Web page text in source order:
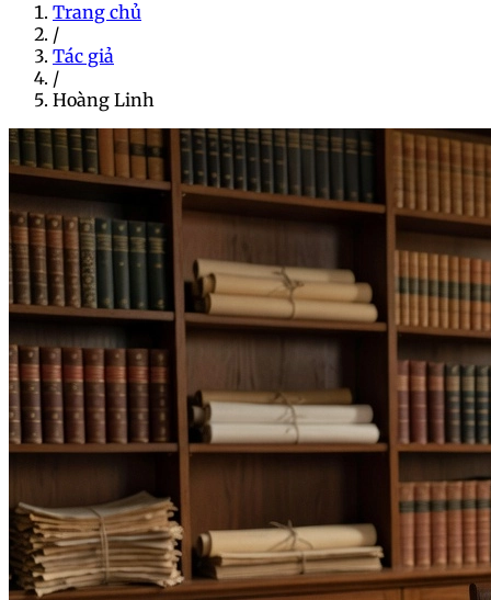
Trang chủ
/
Tác giả
/
Hoàng Linh